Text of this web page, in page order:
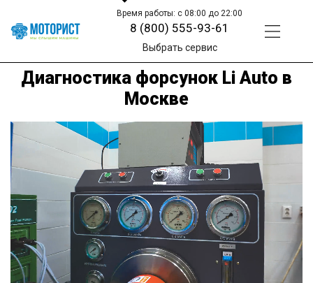
Время работы: с 08:00 до 22:00
8 (800) 555-93-61
Выбрать сервис
Диагностика форсунок Li Auto в
Москве